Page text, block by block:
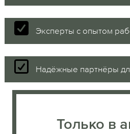
Эксперты с опытом
Надёжные партнёры
Только в